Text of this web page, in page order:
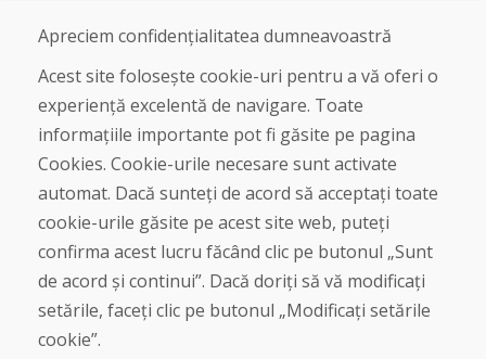
Trimite
Linia de asistență
+421 919 282 306
info@domivosport.ro
Despre noi
Blog
Despre noi
Magazin
Apreciem confidențialitatea dumneavoastră
Acest site folosește cookie-uri pentru a vă oferi o
experiență excelentă de navigare. Toate
informațiile importante pot fi găsite pe pagina
Cookies. Cookie-urile necesare sunt activate
automat. Dacă sunteți de acord să acceptați toate
cookie-urile găsite pe acest site web, puteți
confirma acest lucru făcând clic pe butonul „Sunt
de acord și continui”. Dacă doriți să vă modificați
setările, faceți clic pe butonul „Modificați setările
cookie”.